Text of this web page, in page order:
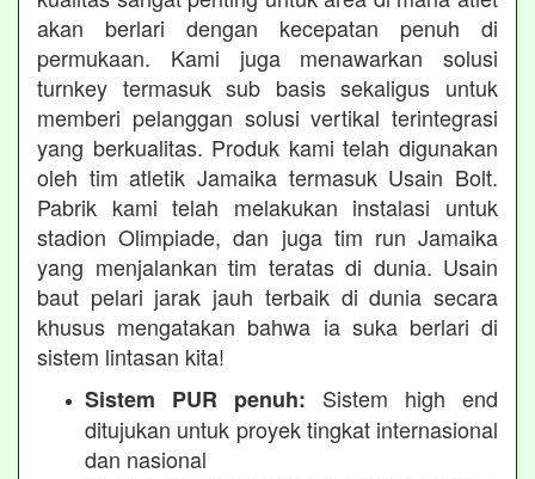
akan berlari dengan kecepatan penuh di
permukaan. Kami juga menawarkan solusi
turnkey termasuk sub basis sekaligus untuk
memberi pelanggan solusi vertikal terintegrasi
yang berkualitas. Produk kami telah digunakan
oleh tim atletik Jamaika termasuk Usain Bolt.
Pabrik kami telah melakukan instalasi untuk
stadion Olimpiade, dan juga tim run Jamaika
yang menjalankan tim teratas di dunia. Usain
baut pelari jarak jauh terbaik di dunia secara
khusus mengatakan bahwa ia suka berlari di
sistem lintasan kita!
Sistem PUR penuh: Sistem high end
ditujukan untuk proyek tingkat internasional
dan nasional